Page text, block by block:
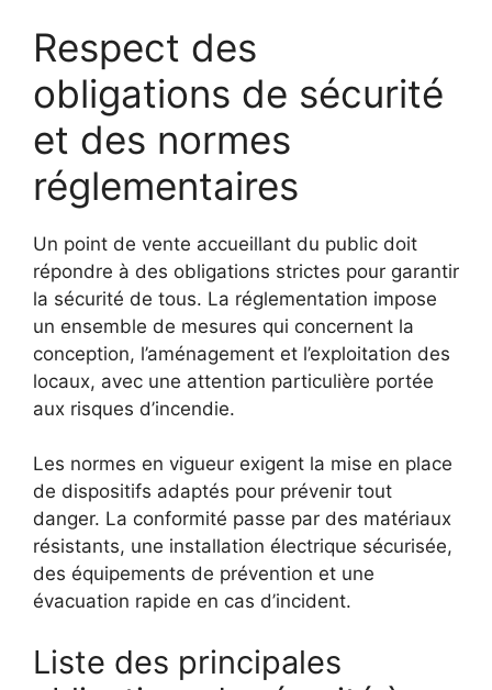
Respect des
obligations de sécurité
et des normes
réglementaires
Un point de vente accueillant du public doit
répondre à des obligations strictes pour garantir
la sécurité de tous. La réglementation impose
un ensemble de mesures qui concernent la
conception, l’aménagement et l’exploitation des
locaux, avec une attention particulière portée
aux risques d’incendie.
Les normes en vigueur exigent la mise en place
de dispositifs adaptés pour prévenir tout
danger. La conformité passe par des matériaux
résistants, une installation électrique sécurisée,
des équipements de prévention et une
évacuation rapide en cas d’incident.
Liste des principales